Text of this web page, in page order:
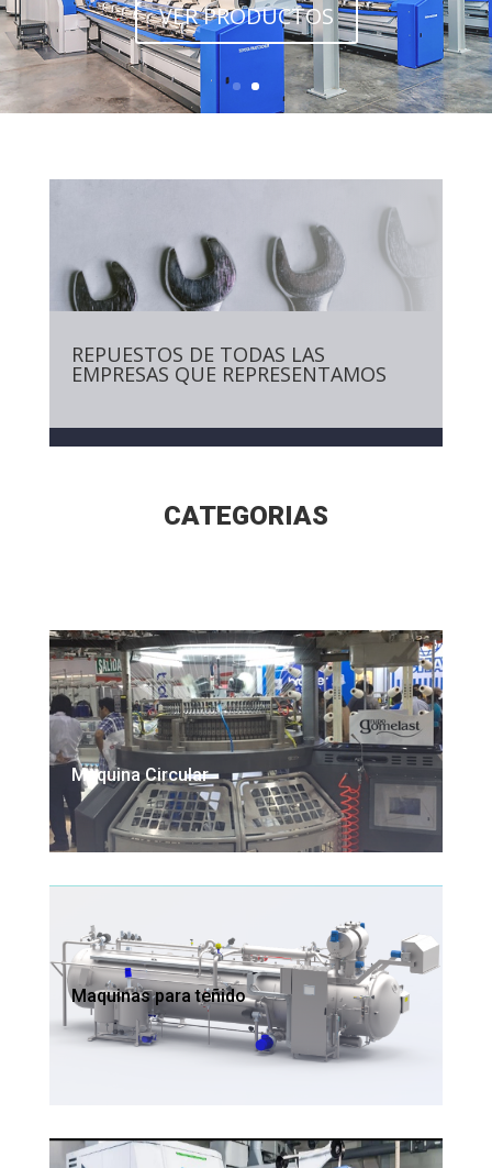
VER PRODUCTOS
REPUESTOS DE TODAS LAS
EMPRESAS QUE REPRESENTAMOS
CATEGORIAS
Maquina Circular
Maquinas para teñido